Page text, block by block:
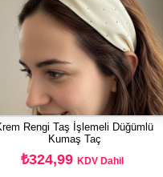
Rengi Taş İşlemeli Düğümlü
Kumaş Taç
₺324,99KDV Dahil